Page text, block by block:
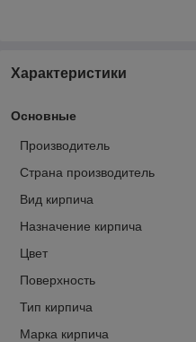
Характеристики
Основные
Производитель
Страна производитель
Вид кирпича
Назначение кирпича
Цвет
Поверхность
Тип кирпича
Марка кирпича